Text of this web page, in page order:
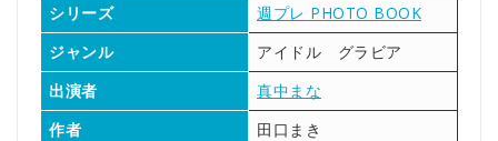
シリーズ
週プレ PHOTO BOOK
ジャンル
アイドル グラビア
出演者
真中まな
作者
田口まき